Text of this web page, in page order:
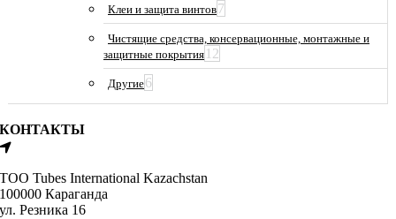
Клеи и защита винтов7
Чистящие средства, консервационные, монтажные и
защитные покрытия 12
Другие6
КОНТАКТЫ
ТОО Tubes International Kazachstan
100000 Караганда
ул. Резника 16